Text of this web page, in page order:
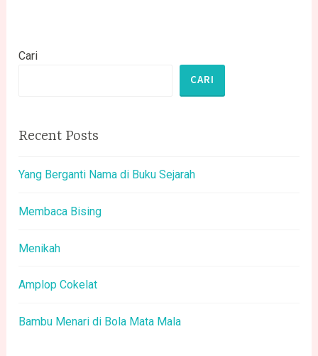
Cari
CARI
Recent Posts
Yang Berganti Nama di Buku Sejarah
Membaca Bising
Menikah
Amplop Cokelat
Bambu Menari di Bola Mata Mala